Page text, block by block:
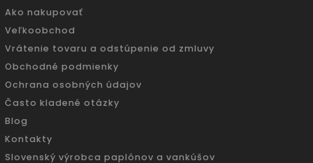
Ako nakupovať
Veľkoobchod
Vrátenie tovaru a odstúpenie od zmluvy
Obchodné podmienky
Ochrana osobných údajov
Často kladené otázky
Blog
Kontakty
Slovenský výrobca paplónov a vankúšov